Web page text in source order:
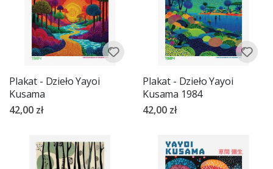
Plakat - Dzieło Yayoi
Kusama
42,00 zł
Plakat - Dzieło Yayoi
Kusama 1984
42,00 zł